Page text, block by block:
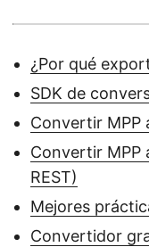
¿Por qué
SDK de
Convertir MPP
Convertir MPP
REST)
Mejores
Convertidor